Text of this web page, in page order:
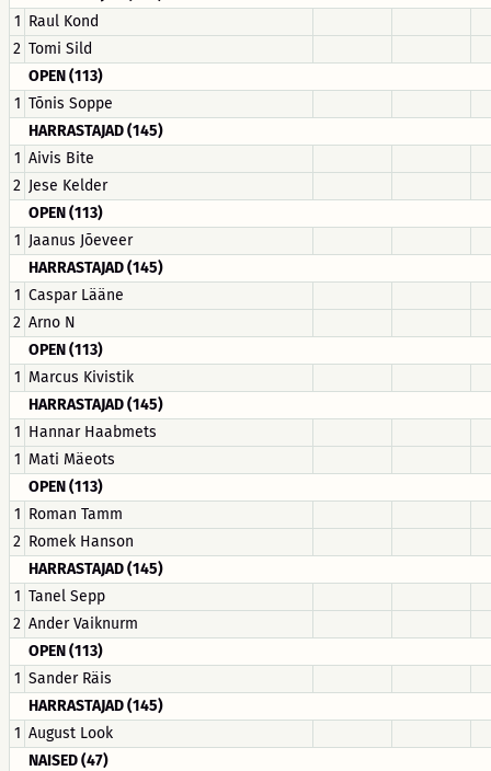
1 Raul Kond
2 Tomi Sild
OPEN (113)
1 Tõnis Soppe
HARRASTAJAD (145)
1 Aivis Bite
2 Jese Kelder
OPEN (113)
1 Jaanus Jõeveer
HARRASTAJAD (145)
1 Caspar Lääne
2 Arno N
OPEN (113)
1 Marcus Kivistik
HARRASTAJAD (145)
1 Hannar Haabmets
1 Mati Mäeots
OPEN (113)
1 Roman Tamm
2 Romek Hanson
HARRASTAJAD (145)
1 Tanel Sepp
2 Ander Vaiknurm
OPEN (113)
1 Sander Räis
HARRASTAJAD (145)
1 August Look
NAISED (47)